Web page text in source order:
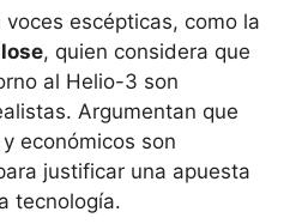
escépticas, como la
, quien considera que
al Helio-3 son
Argumentan que
económicos son
justificar una apuesta
tecnología.